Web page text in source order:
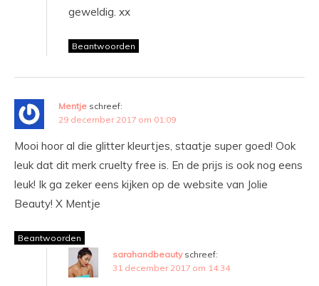
geweldig. xx
Beantwoorden
Mentje schreef:
29 december 2017 om 01:09
Mooi hoor al die glitter kleurtjes, staatje super goed! Ook
leuk dat dit merk cruelty free is. En de prijs is ook nog eens
leuk! Ik ga zeker eens kijken op de website van Jolie
Beauty! X Mentje
Beantwoorden
sarahandbeauty schreef:
31 december 2017 om 14:34